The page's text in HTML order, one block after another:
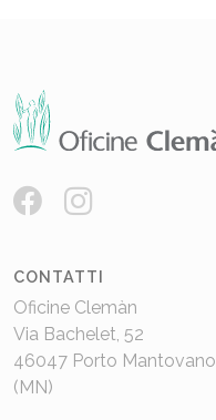
CONTATTI
Oficine Clemàn
Via Bachelet, 52
46047 Porto Mantovano
(MN)